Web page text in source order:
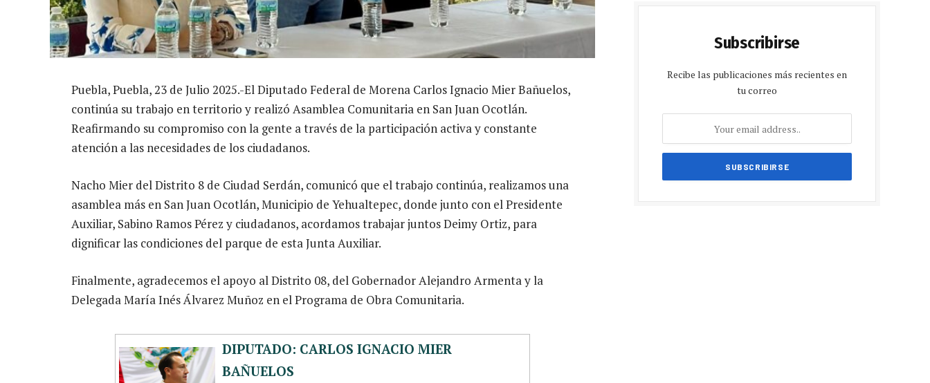
Puebla, Puebla, 23 de Julio 2025.-El Diputado Federal de Morena Carlos Ignacio Mier Bañuelos,
continúa su trabajo en territorio y realizó Asamblea Comunitaria en San Juan Ocotlán.
Reafirmando su compromiso con la gente a través de la participación activa y constante
atención a las necesidades de los ciudadanos.
Nacho Mier del Distrito 8 de Ciudad Serdán, comunicó que el trabajo continúa, realizamos una
asamblea más en San Juan Ocotlán, Municipio de Yehualtepec, donde junto con el Presidente
Auxiliar, Sabino Ramos Pérez y ciudadanos, acordamos trabajar juntos Deimy Ortiz, para
dignificar las condiciones del parque de esta Junta Auxiliar.
Finalmente, agradecemos el apoyo al Distrito 08, del Gobernador Alejandro Armenta y la
Delegada María Inés Álvarez Muñoz en el Programa de Obra Comunitaria.
DIPUTADO: CARLOS IGNACIO MIER
BAÑUELOS
Subscribirse
Recibe las publicaciones más recientes en
tu correo